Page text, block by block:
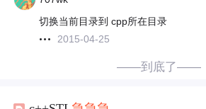
切换当前目录到 cpp所在目录
2015-04-25
——到底了——